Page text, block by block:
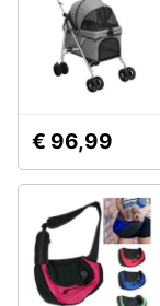
€ 96,99